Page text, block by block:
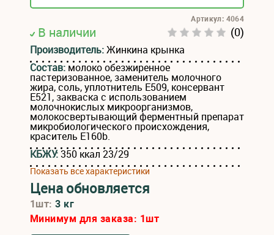
В наличии (0)
Артикул: 4064
Производитель:Жинкина крынка
Состав: молоко обезжиренное
пастеризованное, заменитель молочного
жира, соль, уплотнитель Е509, консервант
Е521, закваска с использованием
молочнокислых микроорганизмов,
молокосвертывающий ферментный препарат
микробиологического происхождения,
краситель Е160b.
КБЖУ:350 ккал 23/29
Показать все характеристики
Цена обновляется
1шт:3 кг
Минимум для заказа: 1шт